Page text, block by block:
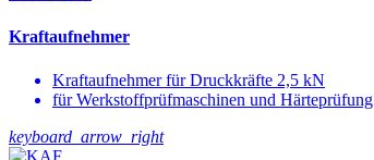
Kraftaufnehmer
Kraftaufnehmer für Druckkräfte 2,5 kN
für Werkstoffprüfmaschinen und Härteprüfung
keyboard_arrow_right